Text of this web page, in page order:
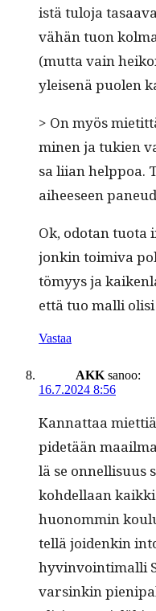
istä tulo­ja
vähän tuon
(mut­ta vain
yleisenä puolen
> On myös
mi­nen ja tukien
sa liian help­poa.
aiheeseen
Ok, odotan tuo­ta
jonkin toimi­va
tömyys ja
että tuo malli
Vastaa
AKK sanoo:
16.7.2024 8:56
Kan­nat­taa
pide­tään
lä se onnel­lisu­us
kohdel­laan
huonom­min
tel­lä joidenkin
hyv­in­voin­ti­malli
varsinkin